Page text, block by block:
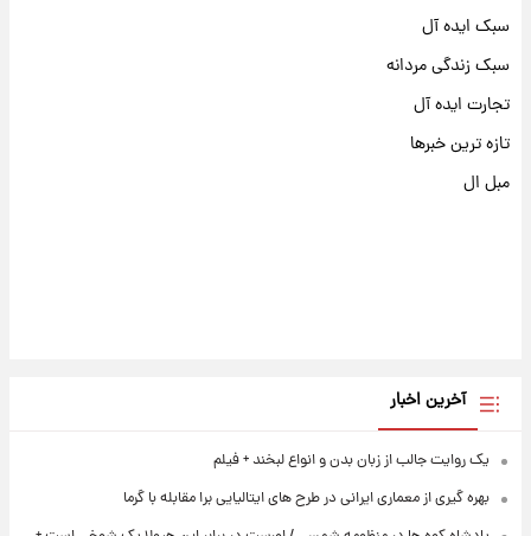
سبک ایده آل
سبک زندگی مردانه
تجارت ایده آل
تازه ترین خبرها
مبل ال
آخرین اخبار
یک روایت جالب از زبان بدن و انواع لبخند + فیلم
بهره گیری از معماری ایرانی در طرح های ایتالیایی برا مقابله با گرما